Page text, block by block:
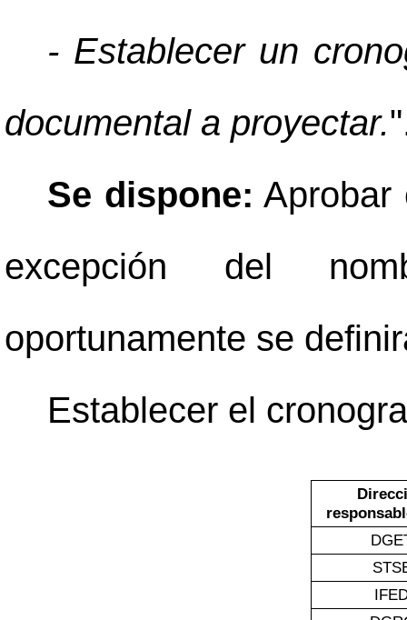
- Establecer un
documental a proyectar.
Se dispone: Aprobar
excepción del
oportunamente se
Establecer el